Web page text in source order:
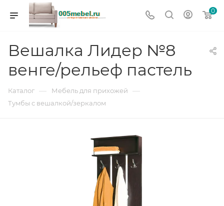
0
Вешалка Лидер №8
венге/рельеф пастель
Каталог — Мебель для прихожей —
Тумбы с вешалкой/зеркалом